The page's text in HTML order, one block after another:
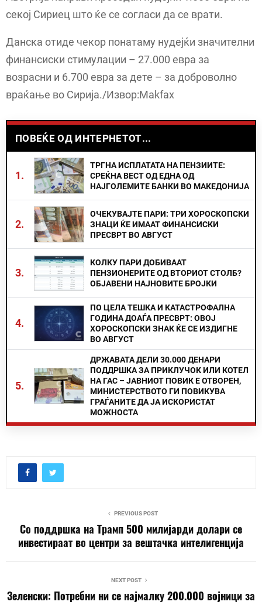
секој Сириец што ќе се согласи да се врати.
Данска отиде чекор понатаму нудејќи значителни
финансиски стимулации – 27.000 евра за
возрасни и 6.700 евра за дете – за доброволно
враќање во Сирија./Извор:Makfax
ПОВЕЌЕ ОД ИНТЕРНЕТОТ...
1.
ТРГНА ИСПЛАТАТА НА ПЕНЗИИТЕ:
СРЕЌНА ВЕСТ ОД ЕДНА ОД
НАЈГОЛЕМИТЕ БАНКИ ВО МАКЕДОНИЈА
2.
ОЧЕКУВАЈТЕ ПАРИ: ТРИ ХОРОСКОПСКИ
ЗНАЦИ ЌЕ ИМААТ ФИНАНСИСКИ
ПРЕСВРТ ВО АВГУСТ
3.
КОЛКУ ПАРИ ДОБИВААТ
ПЕНЗИОНЕРИТЕ ОД ВТОРИОТ СТОЛБ?
ОБЈАВЕНИ НАЈНОВИТЕ БРОЈКИ
4.
ПО ЦЕЛА ТЕШКА И КАТАСТРОФАЛНА
ГОДИНА ДОАЃА ПРЕСВРТ: ОВОЈ
ХОРОСКОПСКИ ЗНАК ЌЕ СЕ ИЗДИГНЕ
ВО АВГУСТ
5.
ДРЖАВАТА ДЕЛИ 30.000 ДЕНАРИ
ПОДДРШКА ЗА ПРИКЛУЧОК ИЛИ КОТЕЛ
НА ГАС – ЈАВНИОТ ПОВИК Е ОТВОРЕН,
МИНИСТЕРСТВОТО ГИ ПОВИКУВА
ГРАЃАНИТЕ ДА ЈА ИСКОРИСТАТ
МОЖНОСТА
PREVIOUS POST
Со поддршка на Трамп 500 милијарди долари се
инвестираат во центри за вештачка интелигенција
NEXT POST
Зеленски: Потребни ни се најмалку 200.000 војници за